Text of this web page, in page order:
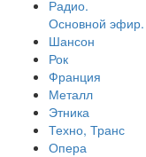
Радио.
Основной эфир.
Шансон
Рок
Франция
Металл
Этника
Техно, Транс
Опера